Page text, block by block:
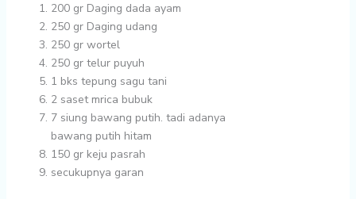
200 grDaging dada ayam
250 grDaging udang
250 grwortel
250 grtelur puyuh
1 bks tepung sagu tani
2 sasetmrica bubuk
7 siung bawang putih. tadi adanya
bawang putih hitam
150 grkeju pasrah
secukupnya garan